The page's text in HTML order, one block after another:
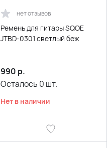
нет отзывов
Ремень для гитары SQOE
JTBD-0301 светлый беж
990 р.
Осталось 0 шт.
Нет в наличии